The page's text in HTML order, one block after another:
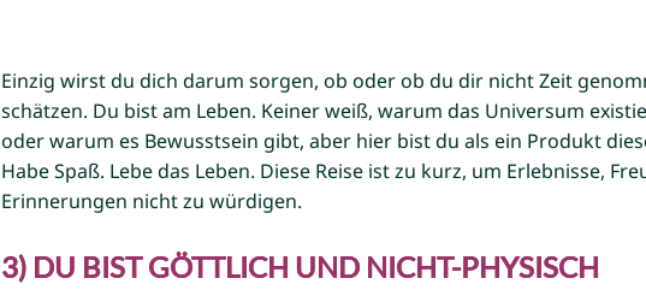
Einzig wirst du dich darum sorgen, ob oder ob du dir nicht Zeit
schätzen. Du bist am Leben. Keiner weiß, warum das Universum
oder warum es Bewusstsein gibt, aber hier bist du als ein Produkt
Habe Spaß. Lebe das Leben. Diese Reise ist zu kurz, um Erlebnisse,
Erinnerungen nicht zu würdigen.
3) DU BIST GÖTTLICH UND NICHT-PHYSISCH